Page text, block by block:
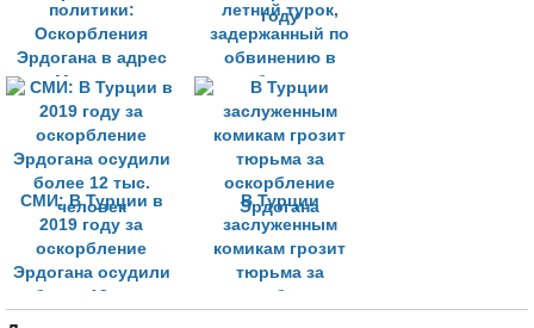
политики:
Оскорбления
Эрдогана в адрес
Макрона
«неприемлемы»
летний турок,
задержанный по
обвинению в
«оскорблении» экс-
министра в 2007
году
СМИ: В Турции в
2019 году за
оскорбление
Эрдогана осудили
более 12 тыс.
В Турции
заслуженным
комикам грозит
тюрьма за
оскорбление